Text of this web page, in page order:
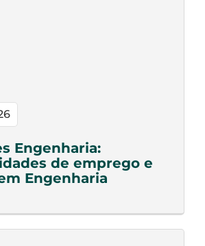
Engenharia:
de emprego e
Engenharia